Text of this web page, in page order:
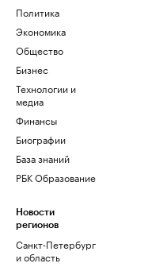
Политика
Экономика
Общество
Бизнес
Технологии и
медиа
Финансы
Биографии
База знаний
РБК Образование
Новости
регионов
Санкт-Петербург
и область